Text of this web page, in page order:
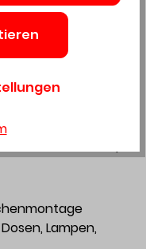
im praktischen
den einfachen
zur Baustelle
Lampen,